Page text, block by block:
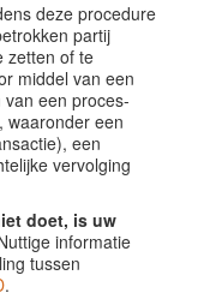
deze procedure
partij
zetten of te
middel van een
een proces-
waaronder een
een
vervolging
doet, is uw
informatie
tussen
.